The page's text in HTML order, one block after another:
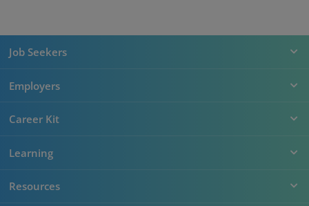
Job Seekers
Employers
Career Kit
Learning
Resources